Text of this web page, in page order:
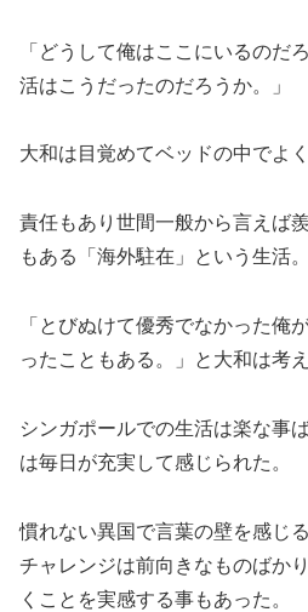
「どうして俺はここにいるのだ
活はこうだったのだろうか。」
大和は目覚めてベッドの中でよ
責任もあり世間一般から言えば
もある「海外駐在」という生活。
「とびぬけて優秀でなかった俺
ったこともある。」と大和は考え
シンガポールでの生活は楽な事
は毎日が充実して感じられた。
慣れない異国で言葉の壁を感じ
チャレンジは前向きなものばか
くことを実感する事もあった。